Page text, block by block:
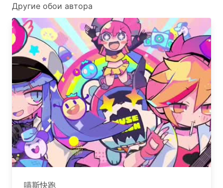
Другие обои автора
喵斯快跑